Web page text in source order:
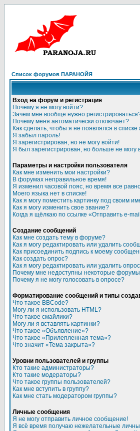
Список форумов ПАРАНОЙЯ
Вход на форум и регистрация
Почему я не могу войти?
Зачем мне вообще нужно
Почему меня автоматически отключает?
Как сделать, чтобы я не появлялся в
Я забыл пароль!
Я зарегистрирован, но не могу войти!
Я был зарегистрирован, но больше не могу
Параметры и настройки пользователя
Как мне изменить мои настройки?
В форумах неправильное время!
Я изменил часовой пояс, но время все
Моего языка нет в списке!
Как я могу поместить картинку под своим
Как я могу изменить свое звание?
Когда я щёлкаю по ссылке «Отправить e-
Создание сообщений
Как мне создать тему в форуме?
Как я могу редактировать или удалить
Как присоединить подпись к моему
Как создать опрос?
Как я могу редактировать или удалить
Почему мне недоступны некоторые
Почему я не могу голосовать в опросе?
Форматирование сообщений и типы
Что такое BBCode?
Могу ли я использовать HTML?
Что такое смайлики?
Могу ли я вставлять картинки?
Что такое «Объявление»?
Что такое «Прилепленная тема»?
Что значит «Тема закрыта»?
Уровни пользователей и группы
Кто такие администраторы?
Кто такие модераторы?
Что такое группы пользователей?
Как мне вступить в группу?
Как мне стать модератором группы?
Личные сообщения
Я не могу отправить личное сообщение!
Я всё время получаю нежелательные